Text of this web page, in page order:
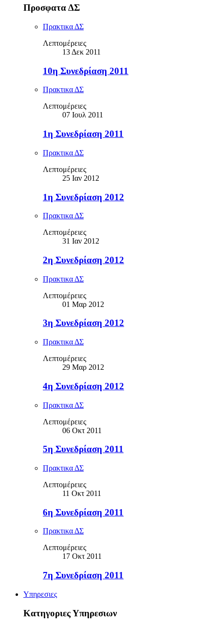
Προσφατα ΔΣ
Πρακτικα ΔΣ
Λεπτομέρειες
13 Δεκ 2011
10η Συνεδρίαση 2011
Πρακτικα ΔΣ
Λεπτομέρειες
07 Ιουλ 2011
1η Συνεδρίαση 2011
Πρακτικα ΔΣ
Λεπτομέρειες
25 Ιαν 2012
1η Συνεδρίαση 2012
Πρακτικα ΔΣ
Λεπτομέρειες
31 Ιαν 2012
2η Συνεδρίαση 2012
Πρακτικα ΔΣ
Λεπτομέρειες
01 Μαρ 2012
3η Συνεδρίαση 2012
Πρακτικα ΔΣ
Λεπτομέρειες
29 Μαρ 2012
4η Συνεδρίαση 2012
Πρακτικα ΔΣ
Λεπτομέρειες
06 Οκτ 2011
5η Συνεδρίαση 2011
Πρακτικα ΔΣ
Λεπτομέρειες
11 Οκτ 2011
6η Συνεδρίαση 2011
Πρακτικα ΔΣ
Λεπτομέρειες
17 Οκτ 2011
7η Συνεδρίαση 2011
Υπηρεσιες
Κατηγοριες Υπηρεσιων